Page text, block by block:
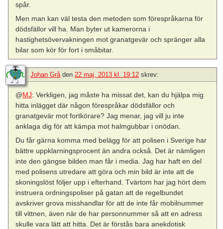
spår.
Men man kan väl testa den metoden som förespråkarna för
dödsfällor vill ha. Man byter ut kamerorna i
hastighetsövervakningen mot granatgevär och spränger alla
bilar som kör för fort i småbitar.
Johan Gråden 22 maj, 2013 kl. 19:12 skrev:
@MJ: Verkligen, jag måste ha missat det, kan du hjälpa mig
hitta inlägget där någon förespråkar dödsfällor och
granatgevär mot fortkörare? Jag menar, jag vill ju inte
anklaga dig för att kämpa mot halmgubbar i onödan.
Du får gärna komma med belägg för att polisen i Sverige har
bättre uppklarningsprocent än andra också. Det är nämligen
inte den gängse bilden man får i media. Jag har haft en del
med polisens utredare att göra och min bild är inte att de
skoningslöst följer upp i efterhand. Tvärtom har jag hört dem
instruera ordningspoliser på gatan att de regelbundet
avskriver grova misshandlar för att de inte får mobilnummer
till vittnen, även när de har personnummer så att en adress
skulle vara lätt att hitta. Det är förstås bara anekdotisk